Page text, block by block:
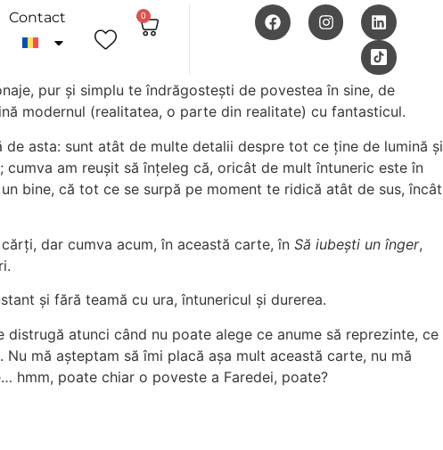
Contact 0
pur și simplu te îndrăgostești de povestea în sine, de
modernul (realitatea, o parte din realitate) cu fantasticul.
asta: sunt atât de multe detalii despre tot ce ține de lumină și
am reușit să înțeleg că, oricât de mult întuneric este în
bine, că tot ce se surpă pe moment te ridică atât de sus, încât
dar cumva acum, în această carte, în Să iubești un înger,
și fără teamă cu ura, întunericul și durerea.
atunci când nu poate alege ce anume să reprezinte, ce
mă așteptam să îmi placă așa mult această carte, nu mă
hmm, poate chiar o poveste a Faredei, poate?